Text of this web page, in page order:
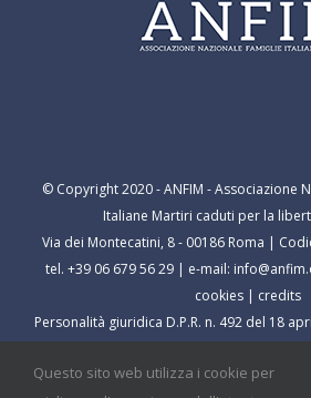
© Copyright 2020 - ANFIM - Associazione
Italiane Martiri caduti per la
Via dei Montecatini, 8 - 00186 Roma |
tel. +39 06 679 56 29 | e-mail:
cookies | credits
Personalità giuridica D.P.R. n. 492 del 18
Questo sito web utilizza i cookie per